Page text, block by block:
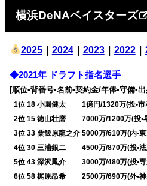
横浜DeNAベイスターズ
2025｜ 2024｜ 2023｜ 2022｜
◆2021年 ドラフト指名選手
[順位•背番号•名前•契約金/年俸•守備•出
01位 18 小園健太 1億円/1320万(投•市
02位 15 徳山壮磨 7000万/1200万(投•
03位 33 粟飯原龍之介 5000万/610万(内•
04位 30 三浦銀二 4500万/870万(投•法
05位 43 深沢鳳介 3000万/480万(投•専
06位 58 梶原昂希 2500万/690万(外•神